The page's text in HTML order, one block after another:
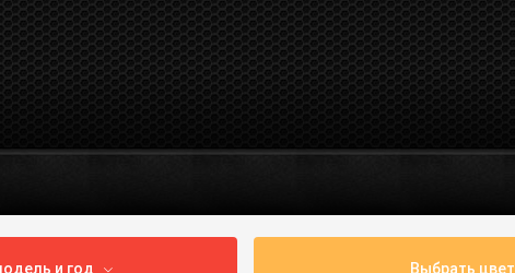
и год Выбрать цвет